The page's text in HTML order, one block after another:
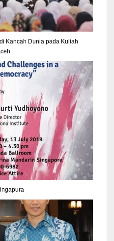
Kancah Dunia pada Kuliah